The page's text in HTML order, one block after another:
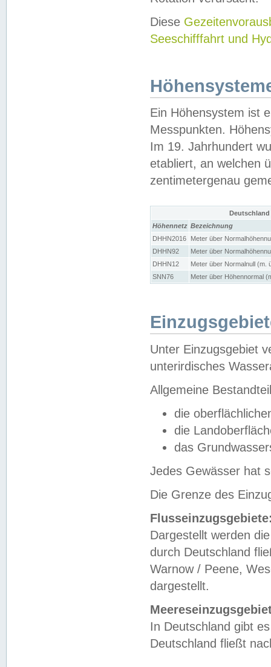
Diese
Seeschifffahrt und
Ein Höhensystem ist
Messpunkten.
Im 19. Jahrhundert
etabliert, an welchen
zentimetergenau
Höhennetz Bezeichnung
DHHN2016
Meter über
DHHN92
Meter über
DHHN12
Meter über Normalnull (m.
SNN76
Meter über Höhennormal
Unter Einzugsgebiet
unterirdisches
Allgemeine
die
die
das
Jedes Gewässer hat
Die Grenze des
Dargestellt werden
durch Deutschland
Warnow / Peene,
dargestellt.
In Deutschland gibt
Deutschland fließt